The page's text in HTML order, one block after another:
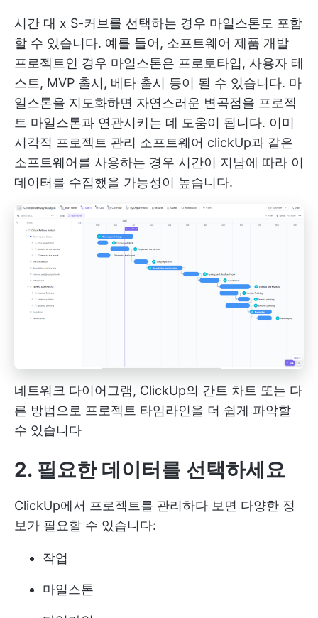
시간 대 x S-커브를 선택하는 경우 마일스톤도 포함
할 수 있습니다. 예를 들어, 소프트웨어 제품 개발
프로젝트인 경우 마일스톤은 프로토타입, 사용자 테
스트, MVP 출시, 베타 출시 등이 될 수 있습니다. 마
일스톤을 지도화하면 자연스러운 변곡점을 프로젝
트 마일스톤과 연관시키는 데 도움이 됩니다. 이미
시각적 프로젝트 관리 소프트웨어 clickUp과 같은
소프트웨어를 사용하는 경우 시간이 지남에 따라 이
데이터를 수집했을 가능성이 높습니다.
네트워크 다이어그램, ClickUp의 간트 차트 또는 다
른 방법으로 프로젝트 타임라인을 더 쉽게 파악할
수 있습니다
2. 필요한 데이터를 선택하세요
ClickUp에서 프로젝트를 관리하다 보면 다양한 정
보가 필요할 수 있습니다:
작업
마일스톤